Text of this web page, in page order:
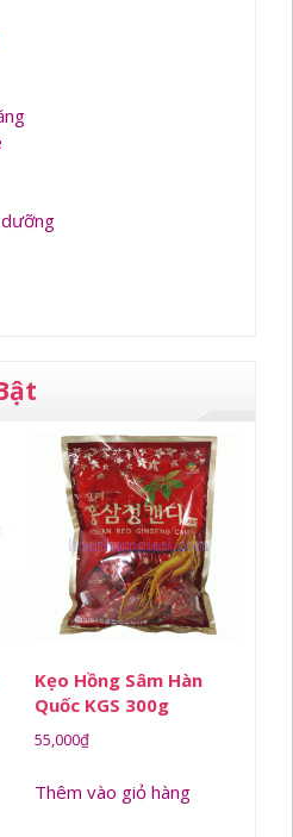
Kẹo Hồng Sâm Hàn
Quốc KGS 300g
55,000₫
Thêm vào giỏ hàng